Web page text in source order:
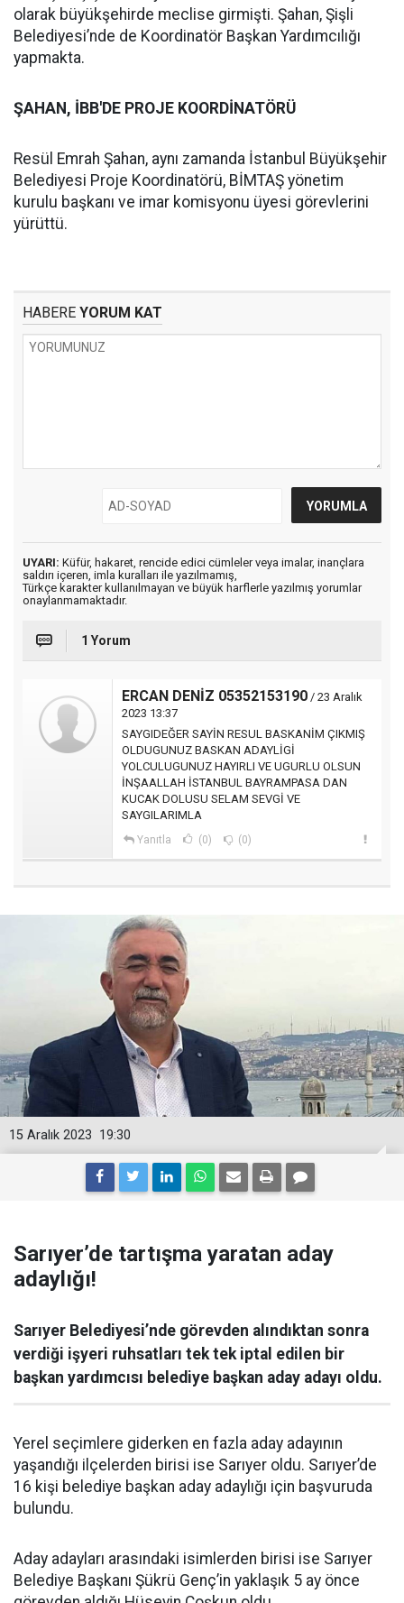
olarak büyükşehirde meclise girmişti. Şahan, Şişli
Belediyesi’nde de Koordinatör Başkan Yardımcılığı
yapmakta.
ŞAHAN, İBB'DE PROJE KOORDİNATÖRÜ
Resül Emrah Şahan, aynı zamanda İstanbul Büyükşehir
Belediyesi Proje Koordinatörü, BİMTAŞ yönetim
kurulu başkanı ve imar komisyonu üyesi görevlerini
yürüttü.
HABERE YORUM KAT
UYARI: Küfür, hakaret, rencide edici cümleler veya imalar, inançlara
saldırı içeren, imla kuralları ile yazılmamış,
Türkçe karakter kullanılmayan ve büyük harflerle yazılmış yorumlar
onaylanmamaktadır.
1 Yorum
ERCAN DENİZ 05352153190 / 23 Aralık
2023 13:37
SAYGIDEĞER SAYİN RESUL BASKANİM ÇIKMIŞ
OLDUGUNUZ BASKAN ADAYLİGİ
YOLCULUGUNUZ HAYIRLI VE UGURLU OLSUN
İNŞAALLAH İSTANBUL BAYRAMPASA DAN
KUCAK DOLUSU SELAM SEVGİ VE
SAYGILARIMLA
Yanıtla (0) (0)
19:30
15 Aralık 2023
Sarıyer’de tartışma yaratan aday
adaylığı!
Sarıyer Belediyesi’nde görevden alındıktan sonra
verdiği işyeri ruhsatları tek tek iptal edilen bir
başkan yardımcısı belediye başkan aday adayı oldu.
Yerel seçimlere giderken en fazla aday adayının
yaşandığı ilçelerden birisi ise Sarıyer oldu. Sarıyer’de
16 kişi belediye başkan aday adaylığı için başvuruda
bulundu.
Aday adayları arasındaki isimlerden birisi ise Sarıyer
Belediye Başkanı Şükrü Genç’in yaklaşık 5 ay önce